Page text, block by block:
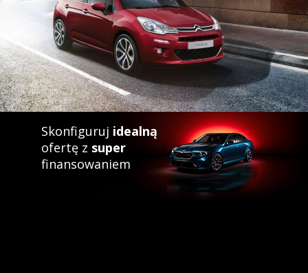
Skonfiguruj idealną
ofertę z super
finansowaniem